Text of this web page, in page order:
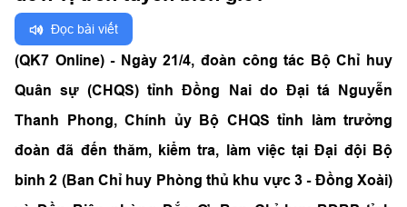
Đọc bài viết
(QK7 Online) - Ngày 21/4, đoàn công tác Bộ Chỉ huy
Quân sự (CHQS) tỉnh Đồng Nai do Đại tá Nguyễn
Thanh Phong, Chính ủy Bộ CHQS tỉnh làm trưởng
đoàn đã đến thăm, kiểm tra, làm việc tại Đại đội Bộ
binh 2 (Ban Chỉ huy Phòng thủ khu vực 3 - Đồng Xoài)